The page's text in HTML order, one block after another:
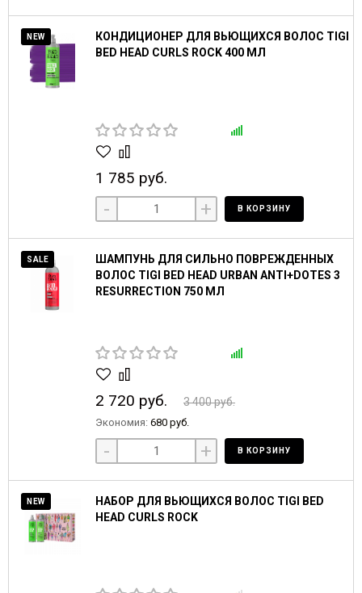
NEW
КОНДИЦИОНЕР ДЛЯ ВЬЮЩИХСЯ ВОЛОС TIGI
BED HEAD CURLS ROCK 400 МЛ
1 785 руб.
- + В КОРЗИНУ
SALE
ШАМПУНЬ ДЛЯ СИЛЬНО ПОВРЕЖДЕННЫХ
ВОЛОС TIGI BED HEAD URBAN ANTI+DOTES 3
RESURRECTION 750 МЛ
2 720 руб. 3 400 руб.
Экономия: 680 руб.
- + В КОРЗИНУ
NEW
НАБОР ДЛЯ ВЬЮЩИХСЯ ВОЛОС TIGI BED
HEAD CURLS ROCK